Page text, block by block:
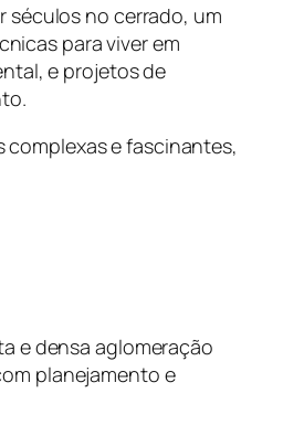
séculos no cerrado, um
para viver em
e projetos de
e fascinantes,
e densa aglomeração
planejamento e